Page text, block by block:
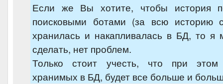
Если же Вы хотите, чтобы история
поисковыми ботами (за всю историю
хранилась и накапливалась в БД, то я
сделать, нет проблем.
Только стоит учесть, что при
хранимых в БД, будет все больше и